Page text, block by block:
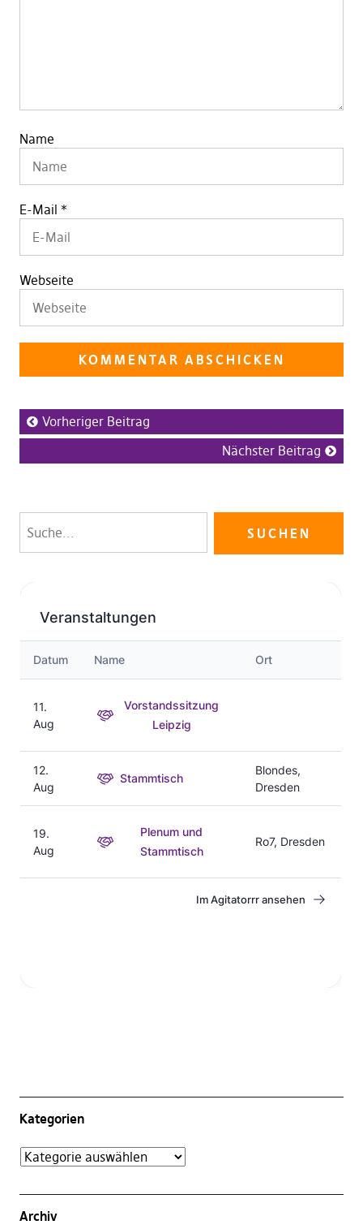
Name
E-Mail *
Webseite
Vorheriger Beitrag
Nächster Beitrag
Kategorien
Archiv